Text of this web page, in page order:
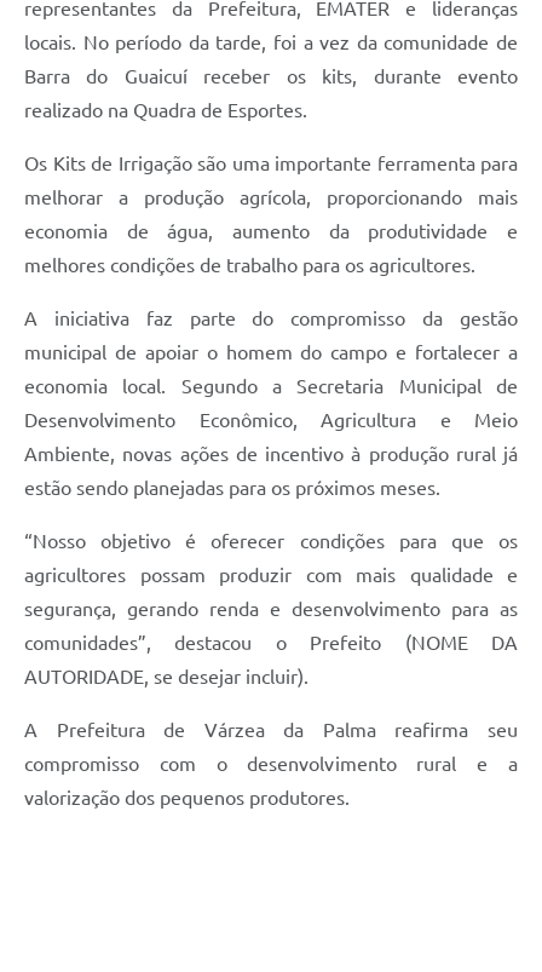
representantes da Prefeitura, EMATER e lideranças
locais. No período da tarde, foi a vez da comunidade de
Barra do Guaicuí receber os kits, durante evento
realizado na Quadra de Esportes.
Os Kits de Irrigação são uma importante ferramenta para
melhorar a produção agrícola, proporcionando mais
economia de água, aumento da produtividade e
melhores condições de trabalho para os agricultores.
A iniciativa faz parte do compromisso da gestão
municipal de apoiar o homem do campo e fortalecer a
economia local. Segundo a Secretaria Municipal de
Desenvolvimento Econômico, Agricultura e Meio
Ambiente, novas ações de incentivo à produção rural já
estão sendo planejadas para os próximos meses.
“Nosso objetivo é oferecer condições para que os
agricultores possam produzir com mais qualidade e
segurança, gerando renda e desenvolvimento para as
comunidades”, destacou o Prefeito (NOME DA
AUTORIDADE, se desejar incluir).
A Prefeitura de Várzea da Palma reafirma seu
compromisso com o desenvolvimento rural e a
valorização dos pequenos produtores.